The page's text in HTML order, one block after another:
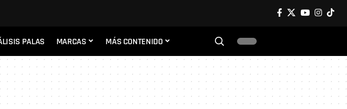
PALAS MARCAS MÁS CONTENIDO